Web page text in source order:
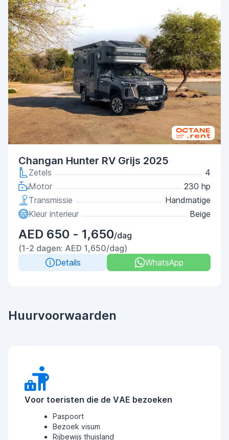
Changan Hunter RV Grijs 2025
Zetels
4
Motor
230 hp
Transmissie
Handmatige
Kleur interieur
Beige
AED 650 - 1,650/dag
(1-2 dagen: AED 1,650/dag)
Details
WhatsApp
Huurvoorwaarden
Voor toeristen die de VAE bezoeken
Paspoort
Bezoek visum
Rijbewijs thuisland